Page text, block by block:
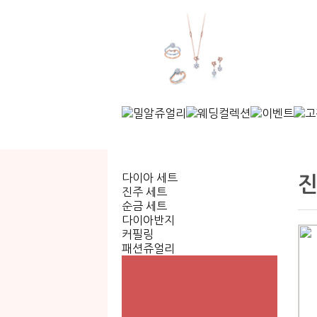
다이아 세트
진주 세트
순금 세트
다이아반지
커필링
패션쥬얼리